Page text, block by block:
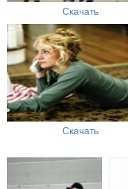
Скачать
Скачать